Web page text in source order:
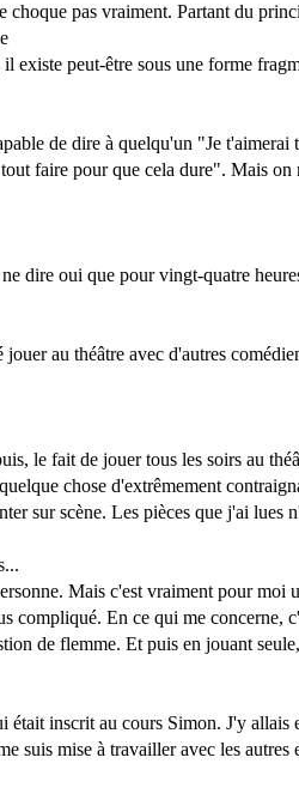
pas vraiment. Partant du
peut-être sous une forme
de dire à quelqu'un "Je
faire pour que cela dure". Mais
dire oui que pour vingt-quatre
au théâtre avec d'autres
le fait de jouer tous les soirs au
chose d'extrêmement
sur scène. Les pièces que j'ai lues
Mais c'est vraiment pour
En ce qui me concerne,
de flemme. Et puis en jouant
inscrit au cours Simon. J'y
suis mise à travailler avec les